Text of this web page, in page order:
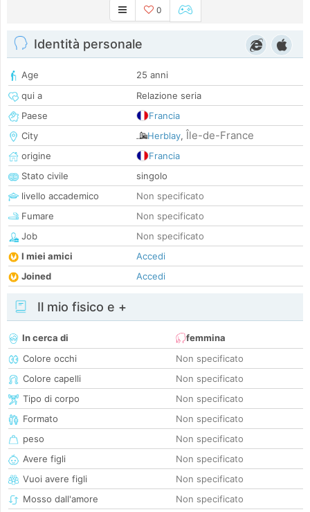
0
Identità personale
Age
25 anni
qui a
Relazione seria
Paese
Francia
City
Herblay, Île-de-France
origine
Francia
Stato civile
singolo
livello accademico
Non specificato
Fumare
Non specificato
Job
Non specificato
I miei amici
Accedi
Joined
Accedi
Il mio fisico e +
In cerca di
femmina
Colore occhi
Non specificato
Colore capelli
Non specificato
Tipo di corpo
Non specificato
Formato
Non specificato
peso
Non specificato
Avere figli
Non specificato
Vuoi avere figli
Non specificato
Mosso dall'amore
Non specificato